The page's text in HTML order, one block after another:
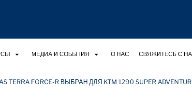
МЕДИА И СОБЫТИЯ О НАС СВЯЖИТЕСЬ С
TERRA FORCE-R ВЫБРАН ДЛЯ KTM 1290 SUPER